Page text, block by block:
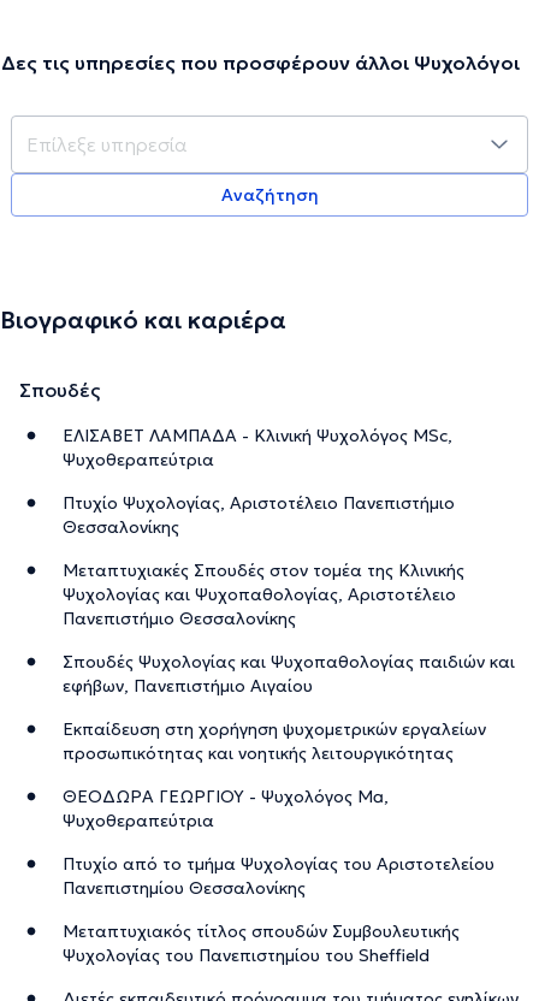
Δες τις υπηρεσίες που προσφέρουν άλλοι Ψυχολόγοι
Αναζήτηση
Βιογραφικό και καριέρα
Σπουδές
ΕΛΙΣΑΒΕΤ ΛΑΜΠΑΔΑ - Κλινική Ψυχολόγος MSc,
Ψυχοθεραπεύτρια
Πτυχίο Ψυχολογίας, Αριστοτέλειο Πανεπιστήμιο
Θεσσαλονίκης
Μεταπτυχιακές Σπουδές στον τομέα της Κλινικής
Ψυχολογίας και Ψυχοπαθολογίας, Αριστοτέλειο
Πανεπιστήμιο Θεσσαλονίκης
Σπουδές Ψυχολογίας και Ψυχοπαθολογίας παιδιών και
εφήβων, Πανεπιστήμιο Αιγαίου
Εκπαίδευση στη χορήγηση ψυχομετρικών εργαλείων
προσωπικότητας και νοητικής λειτουργικότητας
ΘΕΟΔΩΡΑ ΓΕΩΡΓΙΟΥ - Ψυχολόγος Ma,
Ψυχοθεραπεύτρια
Πτυχίο από το τμήμα Ψυχολογίας του Αριστοτελείου
Πανεπιστημίου Θεσσαλονίκης
Μεταπτυχιακός τίτλος σπουδών Συμβουλευτικής
Ψυχολογίας του Πανεπιστημίου του Sheffield